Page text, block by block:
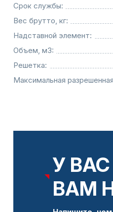
Срок службы:
Вес брутто, кг:
Надставной элемент:
Объем, м3:
Решетка:
Максимальная
У
ВАМ